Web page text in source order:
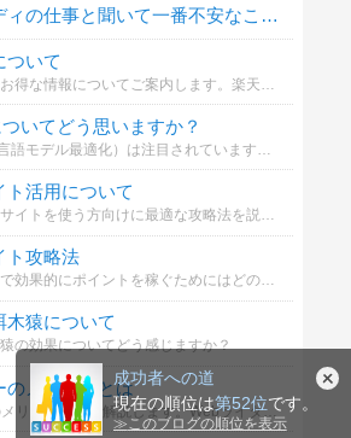
成功者への道
現在の順位は第52位です。
≫ このブログの順位を表示
チャットレディの仕事と聞いて一番不安なことは？
ついて
いてどう思いますか？
LLMO（大規模言語モデル最適化）は注目されていますが、SEOとの違いや対策についてどう考えますか？詳しく解説しています。
ト活用について
初めてポイントサイトを使う方向けに最適な攻略法を説明します。簡単に始められるので是非参考にしてください。
ト攻略法
ポイントサイトで効果的にポイントを稼ぐためにはどのような方法が必要か選んでください
木猿について
の効果についてどう感じますか？
のメリットとは
Webライターのメリットを徹底解説します。Webライターの魅力や成長のポイントを知り、副業としての可能性を探りましょう。